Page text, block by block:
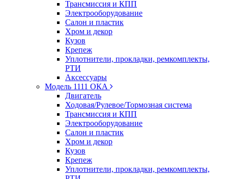
Трансмиссия и КПП
Электрооборудование
Салон и пластик
Хром и декор
Кузов
Крепеж
Уплотнители, прокладки, ремкомплекты,
РТИ
Аксессуары
Модель 1111 ОКА
Двигатель
Ходовая/Рулевое/Тормозная система
Трансмиссия и КПП
Электрооборудование
Салон и пластик
Хром и декор
Кузов
Крепеж
Уплотнители, прокладки, ремкомплекты,